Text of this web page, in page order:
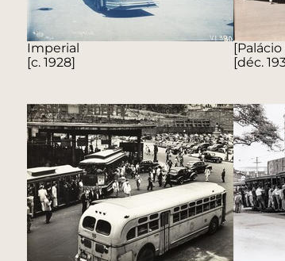
Imperial
[c. 1928]
[déc.